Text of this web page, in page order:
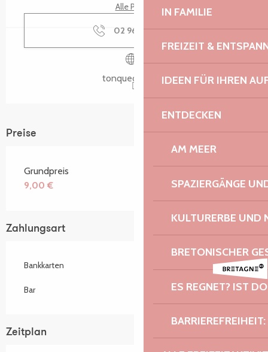
IN FAMILIE
FREIZEIT &
IDEEN FÜR IHREN
ENTDECKEN
AM MEER
SPAZIERGÄNGE
KULTURERBE UND
BRETONISCHER
ES REGNET? IST
Alle Preise
02 96 37 05▒▒
tonquedec.com
Preise
Grundpreis
9,00 €
Zahlungsart
Bankkarten
Bar
Zeitplan